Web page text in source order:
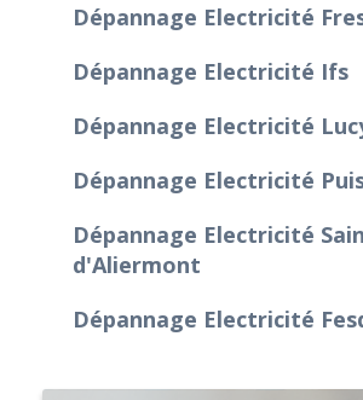
Dépannage Electricité
Dépannage Electricité Ifs
Dépannage Electricité
Dépannage Electricité
Dépannage Electricité
d'Aliermont
Dépannage Electricité